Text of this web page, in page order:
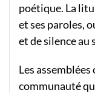
poétique. La
et ses paroles,
et de silence au
Les
communauté